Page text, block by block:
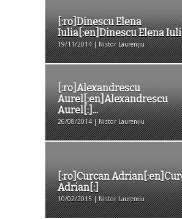
[:ro]Dinescu Elena
Iulia[:en]Dinescu Elena
19/11/2014 | Nistor Laurențiu
[:ro]Alexandrescu
Aurel[:en]Alexandrescu
Aurel[:]...
26/08/2014 | Nistor Laurențiu
[:ro]Curcan
Adrian[:]
10/02/2015 | Nistor Laurențiu